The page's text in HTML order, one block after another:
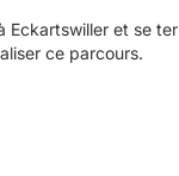
et se
ce parcours.